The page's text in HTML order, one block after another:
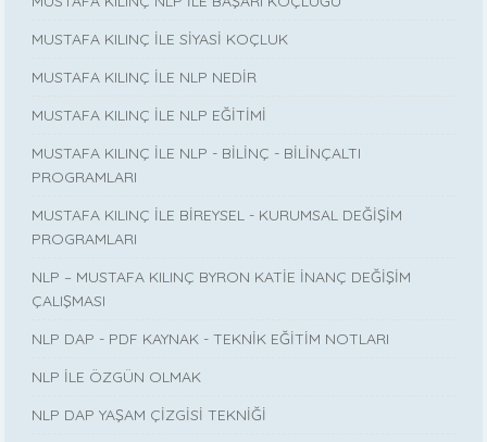
MUSTAFA KILINÇ İLE SİYASİ KOÇLUK
MUSTAFA KILINÇ İLE NLP NEDİR
MUSTAFA KILINÇ İLE NLP EĞİTİMİ
MUSTAFA KILINÇ İLE NLP - BİLİNÇ - BİLİNÇALTI
PROGRAMLARI
MUSTAFA KILINÇ İLE BİREYSEL - KURUMSAL DEĞİŞİM
PROGRAMLARI
NLP – MUSTAFA KILINÇ BYRON KATİE İNANÇ DEĞİŞİM
ÇALIŞMASI
NLP DAP - PDF KAYNAK - TEKNİK EĞİTİM NOTLARI
NLP İLE ÖZGÜN OLMAK
NLP DAP YAŞAM ÇİZGİSİ TEKNİĞİ